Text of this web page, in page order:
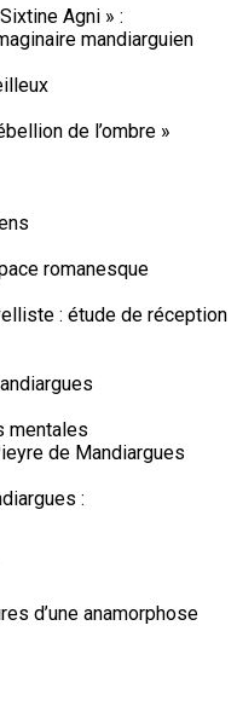
Agni » :
mandiarguien
de l’ombre »
romanesque
: étude de réception
mentales
de Mandiargues
:
d’une anamorphose